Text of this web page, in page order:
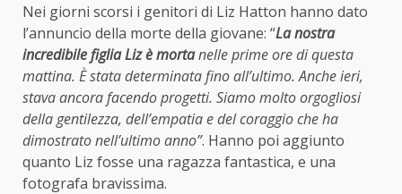
Nei giorni scorsi i genitori di Liz Hatton hanno dato
l’annuncio della morte della giovane: “La nostra
incredibile figlia Liz è mortanelle prime ore di questa
mattina. È stata determinata fino all’ultimo. Anche ieri,
stava ancora facendo progetti. Siamo molto orgogliosi
della gentilezza, dell’empatia e del coraggio che ha
dimostrato nell’ultimo anno”. Hanno poi aggiunto
quanto Liz fosse una ragazza fantastica, e una
fotografa bravissima.